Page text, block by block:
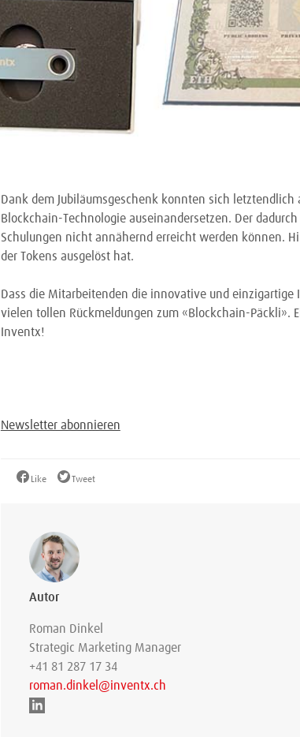
Dank dem Jubiläumsgeschenk konnten sich
Blockchain-Technologie auseinandersetzen. Der
Schulungen nicht annähernd erreicht werden können.
der Tokens ausgelöst hat.
Dass die Mitarbeitenden die innovative und
vielen tollen Rückmeldungen zum «Blockchain-Päckli».
Inventx!
Newsletter abonnieren
Like Tweet
Autor
Roman Dinkel
Strategic Marketing Manager
+41 81 287 17 34
roman.dinkel@inventx.ch